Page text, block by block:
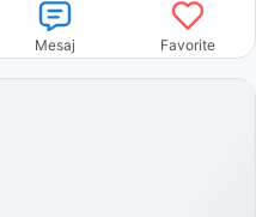
Mesaj Favorite